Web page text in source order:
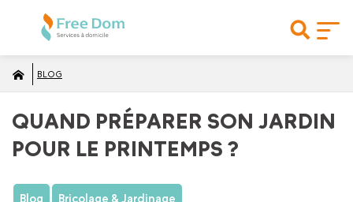
BLOG
QUAND PRÉPARER SON JARDIN
POUR LE PRINTEMPS ?
Blog Bricolage & Jardinage